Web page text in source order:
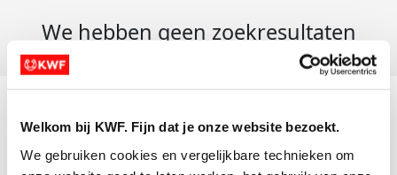
Welkom bij KWF. Fijn dat je onze website bezoekt.
We gebruiken cookies en vergelijkbare technieken om
We hebben geen zoekresultaten
Actiematerialen
Evenementen